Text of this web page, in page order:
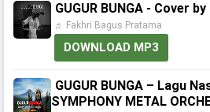
GUGUR BUNGA - Cover
♬ Fakhri Bagus Pratama
DOWNLOAD MP3
GUGUR BUNGA – Lagu
SYMPHONY METAL